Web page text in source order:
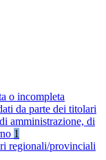
o incompleta
da parte dei titolari
amministrazione, di
1
regionali/provinciali